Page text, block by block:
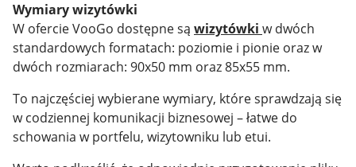
Wymiary wizytówki
W ofercie VooGo dostępne są wizytówki w dwóch
standardowych formatach: poziomie i pionie oraz w
dwóch rozmiarach: 90x50 mm oraz 85x55 mm.
To najczęściej wybierane wymiary, które sprawdzają się
w codziennej komunikacji biznesowej – łatwe do
schowania w portfelu, wizytowniku lub etui.